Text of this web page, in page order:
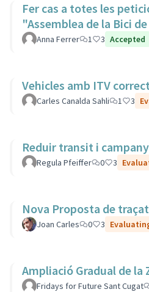
Fer cas a totes les
"Assemblea de la Bici
Anna Ferrer 1 3 Accepted
Vehicles amb ITV
Carles Canalda Sahli 1 3
Reduir transit i
Regula Pfeiffer 0 3
Nova Proposta de
Joan Carles 0 3
Ampliació Gradual de la
Fridays for Future Sant Cugat